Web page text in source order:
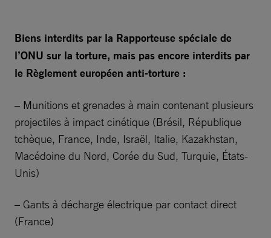
Biens interdits par la Rapporteuse spéciale de
l’ONU sur la torture, mais pas encore interdits par
le Règlement européen anti-torture :
– Munitions et grenades à main contenant plusieurs
projectiles à impact cinétique (Brésil, République
tchèque, France, Inde, Israël, Italie, Kazakhstan,
Macédoine du Nord, Corée du Sud, Turquie, États-
Unis)
– Gants à décharge électrique par contact direct
(France)